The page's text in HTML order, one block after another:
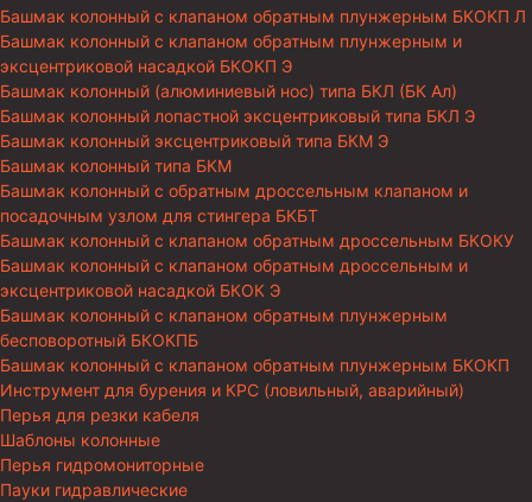
Башмак колонный с клапаном обратным плунжерным БКОКП Л
Башмак колонный с клапаном обратным плунжерным и
эксцентриковой насадкой БКОКП Э
Башмак колонный (алюминиевый нос) типа БКЛ (БК Ал)
Башмак колонный лопастной эксцентриковый типа БКЛ Э
Башмак колонный эксцентриковый типа БКМ Э
Башмак колонный типа БКМ
Башмак колонный с обратным дроссельным клапаном и
посадочным узлом для стингера БКБТ
Башмак колонный с клапаном обратным дроссельным БКОКУ
Башмак колонный с клапаном обратным дроссельным и
эксцентриковой насадкой БКОК Э
Башмак колонный с клапаном обратным плунжерным
бесповоротный БКОКПБ
Башмак колонный с клапаном обратным плунжерным БКОКП
Инструмент для бурения и КРС (ловильный, аварийный)
Перья для резки кабеля
Шаблоны колонные
Перья гидромониторные
Пауки гидравлические